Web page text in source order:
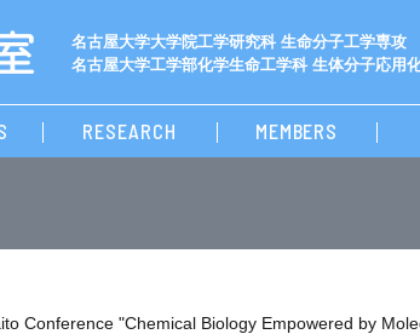
名古屋大学大学院工学研究科 生命分子工学専攻
名古屋大学工学部化学生命工学科 生体分子応用
RESEARCH MEMBERS
Conference "Chemical Biology Empowered by